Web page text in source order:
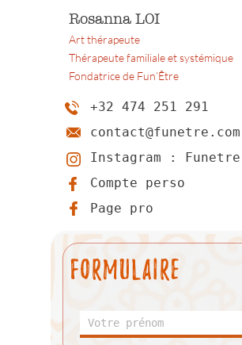
Rosanna LOI
Art thérapeute
Thérapeute familiale et systémique
Fondatrice de Fun’Être
+32 474 251 291
contact@funetre.com
Instagram : Funetre
Compte perso
Page pro
fORMULAIRE